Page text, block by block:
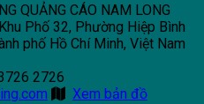
QUẢNG CÁO NAM LONG
Phố 32, Phường Hiệp Bình
phố Hồ Chí Minh, Việt Nam
2726
Xem bản đồ